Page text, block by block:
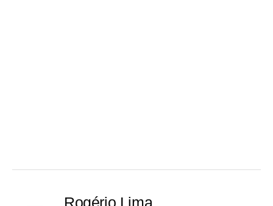
Rogério Lima